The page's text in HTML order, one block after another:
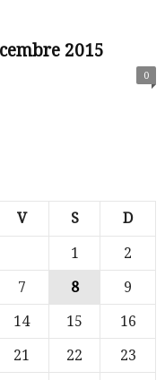
2015
0
V S D
1
2
7 8
9
14 15
16
21 22
23